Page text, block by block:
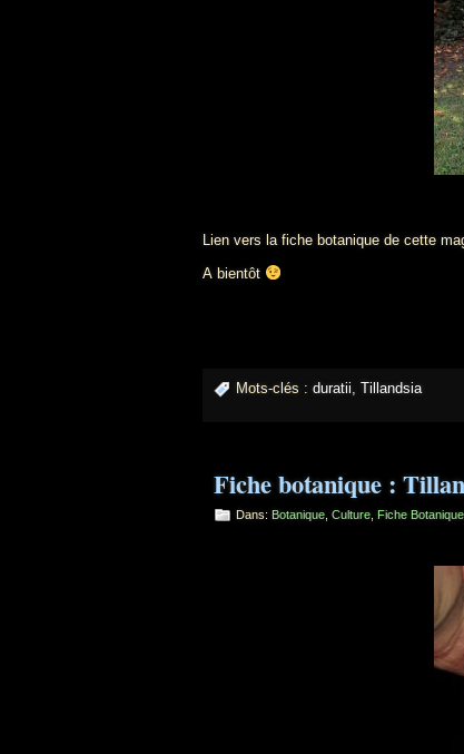
Lien vers la fiche botanique de cette
A bientôt
Mots-clés : duratii Tillandsia
Fiche botanique :
Dans: Botanique Culture Fiche Botanique